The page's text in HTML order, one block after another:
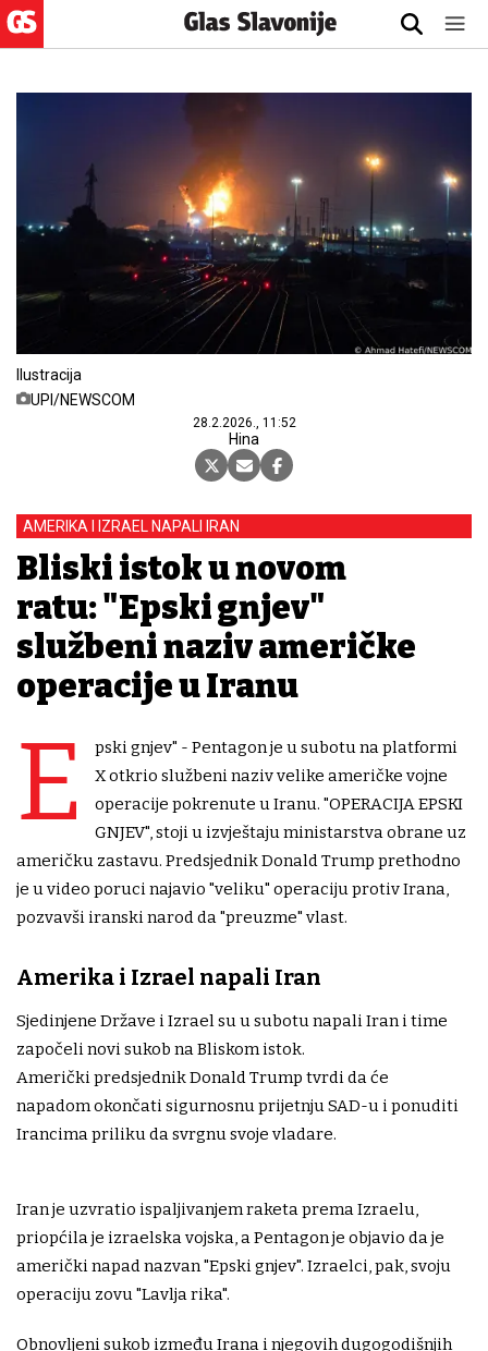
Ilustracija
UPI/NEWSCOM
28.2.2026., 11:52
Hina
AMERIKA I IZRAEL NAPALI IRAN
Bliski istok u novom
ratu: "Epski gnjev"
službeni naziv američke
operacije u Iranu
E
pski gnjev" - Pentagon je u subotu na platformi
X otkrio službeni naziv velike američke vojne
operacije pokrenute u Iranu. "OPERACIJA EPSKI
GNJEV", stoji u izvještaju ministarstva obrane uz
američku zastavu. Predsjednik Donald Trump prethodno
je u video poruci najavio "veliku" operaciju protiv Irana,
pozvavši iranski narod da "preuzme" vlast.
Amerika i Izrael napali Iran
Sjedinjene Države i Izrael su u subotu napali Iran i time
započeli novi sukob na Bliskom istok.
Američki predsjednik Donald Trump tvrdi da će
napadom okončati sigurnosnu prijetnju SAD-u i ponuditi
Irancima priliku da svrgnu svoje vladare.
Iran je uzvratio ispaljivanjem raketa prema Izraelu,
priopćila je izraelska vojska, a Pentagon je objavio da je
američki napad nazvan "Epski gnjev". Izraelci, pak, svoju
operaciju zovu "Lavlja rika".
Obnovljeni sukob između Irana i njegovih dugogodišnjih